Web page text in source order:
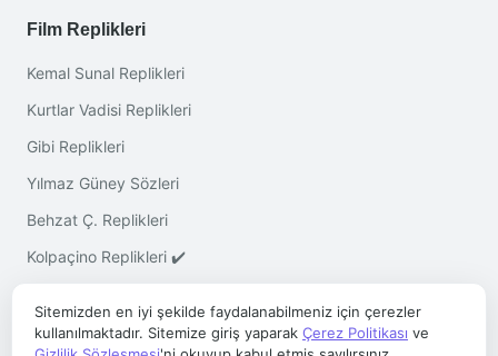
Film Replikleri
Kemal Sunal Replikleri
Kurtlar Vadisi Replikleri
Gibi Replikleri
Yılmaz Güney Sözleri
Behzat Ç. Replikleri
Kolpaçino Replikleri ✔️
Sitemizden en iyi şekilde faydalanabilmeniz için çerezler
kullanılmaktadır. Sitemize giriş yaparak Çerez Politikası ve